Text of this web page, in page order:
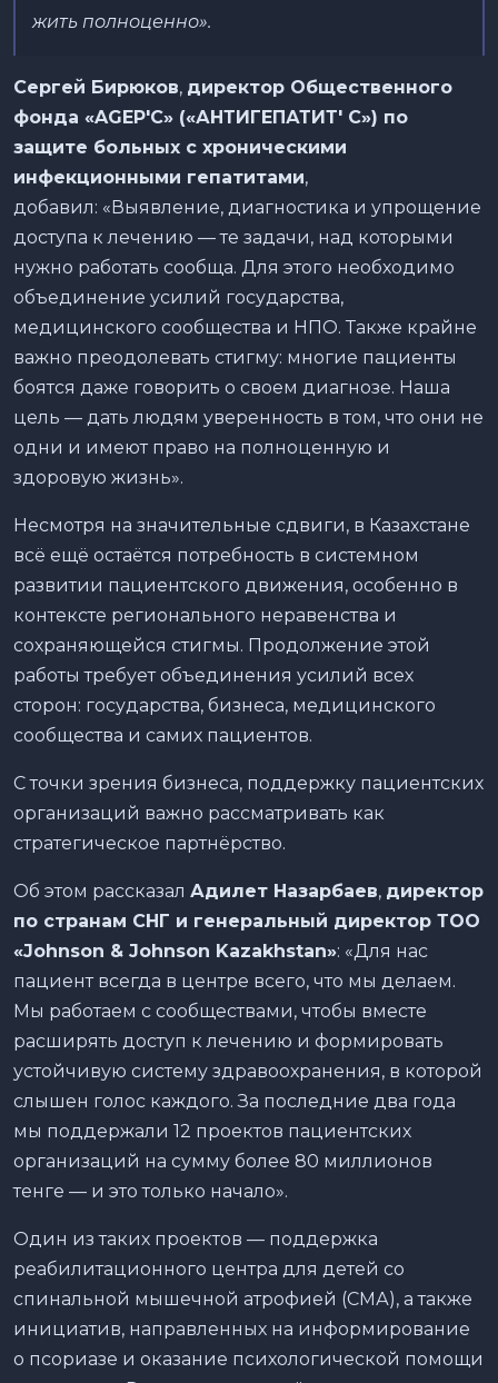
жить полноценно».
Сергей Бирюков, директор Общественного
фонда «AGEP'C» («АНТИГЕПАТИТ' C») по
защите больных с хроническими
инфекционными гепатитами,
добавил: «Выявление, диагностика и упрощение
доступа к лечению — те задачи, над которыми
нужно работать сообща. Для этого необходимо
объединение усилий государства,
медицинского сообщества и НПО. Также крайне
важно преодолевать стигму: многие пациенты
боятся даже говорить о своем диагнозе. Наша
цель — дать людям уверенность в том, что они не
одни и имеют право на полноценную и
здоровую жизнь».
Несмотря на значительные сдвиги, в Казахстане
всё ещё остаётся потребность в системном
развитии пациентского движения, особенно в
контексте регионального неравенства и
сохраняющейся стигмы. Продолжение этой
работы требует объединения усилий всех
сторон: государства, бизнеса, медицинского
сообщества и самих пациентов.
С точки зрения бизнеса, поддержку пациентских
организаций важно рассматривать как
стратегическое партнёрство.
Об этом рассказал Адилет Назарбаев, директор
по странам СНГ и генеральный директор ТОО
«Johnson & Johnson Kazakhstan»: «Для нас
пациент всегда в центре всего, что мы делаем.
Мы работаем с сообществами, чтобы вместе
расширять доступ к лечению и формировать
устойчивую систему здравоохранения, в которой
слышен голос каждого. За последние два года
мы поддержали 12 проектов пациентских
организаций на сумму более 80 миллионов
тенге — и это только начало».
Один из таких проектов — поддержка
реабилитационного центра для детей со
спинальной мышечной атрофией (СМА), а также
инициатив, направленных на информирование
о псориазе и оказание психологической помощи